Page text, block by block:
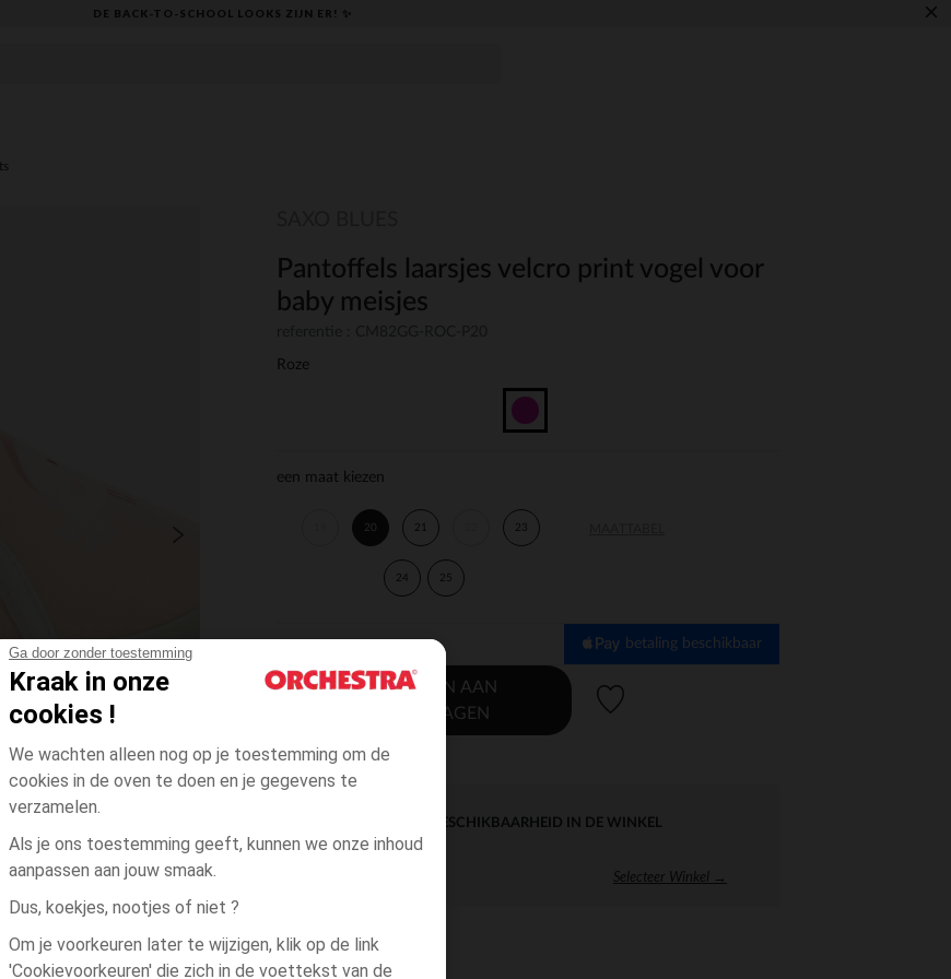
Ga door zonder toestemming
Kraak in onze
cookies !
We wachten alleen nog op je toestemming om de
cookies in de oven te doen en je gegevens te
verzamelen.
Als je ons toestemming geeft, kunnen we onze inhoud
aanpassen aan jouw smaak.
Dus, koekjes, nootjes of niet ?
Om je voorkeuren later te wijzigen, klik op de link
'Cookievoorkeuren' die zich in de voettekst van de
DE BACK-TO-SCHOOL LOOKS ZIJN ER! ✨ ×
Pantoffels laarsjes velcro print vogel voor
baby meisjes
Roze
een maat kiezen
20 21 23
24 25
betaling beschikbaar
TOEVOEGEN AAN
WINKELWAGEN
DIRECTE BESCHIKBAARHEID IN DE WINKEL
Selecteer Winkel →